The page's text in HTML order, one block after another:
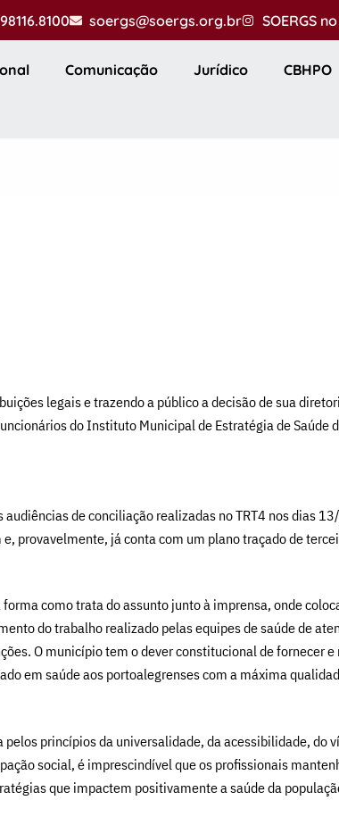
soergs@soergs.org.br SOERGS
Comunicação Jurídico CBHPO
legais e trazendo a público a decisão de sua
do Instituto Municipal de Estratégia de Saúde
de conciliação realizadas no TRT4 nos dias
provavelmente, já conta com um plano traçado de
como trata do assunto junto à imprensa, onde
do trabalho realizado pelas equipes de saúde de
O município tem o dever constitucional de fornecer
em saúde aos portoalegrenses com a máxima
princípios da universalidade, da acessibilidade, do
social, é imprescindível que os profissionais
que impactem positivamente a saúde da